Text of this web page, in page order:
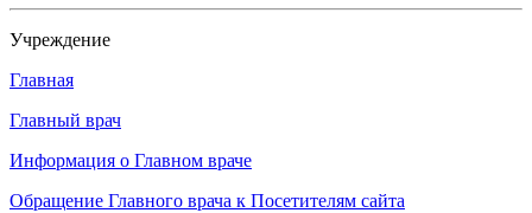
Учреждение
Главная
Главный врач
Информация о Главном враче
Обращение Главного врача к Посетителям сайта